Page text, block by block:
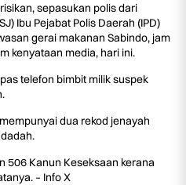
sepasukan polis dari
Ibu Pejabat Polis Daerah (IPD)
gerai makanan Sabindo, jam
kenyataan media, hari ini.
telefon bimbit milik suspek
dua rekod jenayah
506 Kanun Keseksaan kerana
– Info X